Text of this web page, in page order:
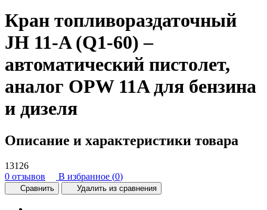
Кран топливораздаточный
JH 11-A (Q1-60) –
автоматический пистолет,
аналог OPW 11A для бензина
и дизеля
Описание и характеристики товара
13126
0 отзывов
В избранное (0)
Сравнить Удалить из сравнения